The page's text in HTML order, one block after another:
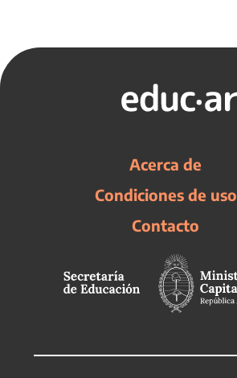
Acerca de
Condiciones de uso
Contacto